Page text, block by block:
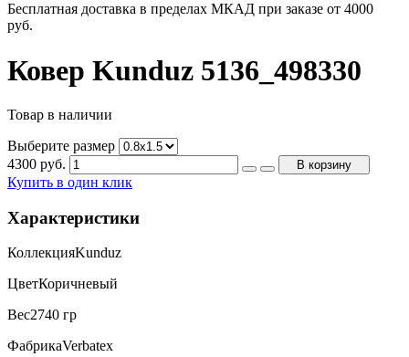
Бесплатная доставка в пределах МКАД при заказе от 4000
руб.
Ковер Kunduz 5136_498330
Товар в наличии
Выберите размер
4300 руб. В корзину
Купить в один клик
Характеристики
КоллекцияKunduz
ЦветКоричневый
Вес2740 гр
ФабрикаVerbatex